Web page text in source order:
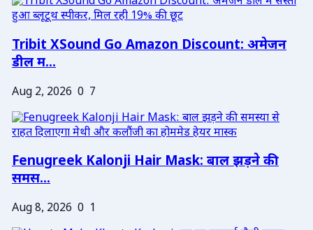
Tribit XSound Go Amazon Discount: अमेजन
डील म...
Aug 2, 2026 0 7
Fenugreek Kalonji Hair Mask: बाल झड़ने की
समस...
Aug 8, 2026 0 1